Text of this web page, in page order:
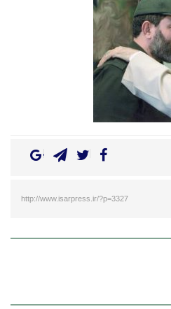
http://www.isarpress.ir/?p=3327